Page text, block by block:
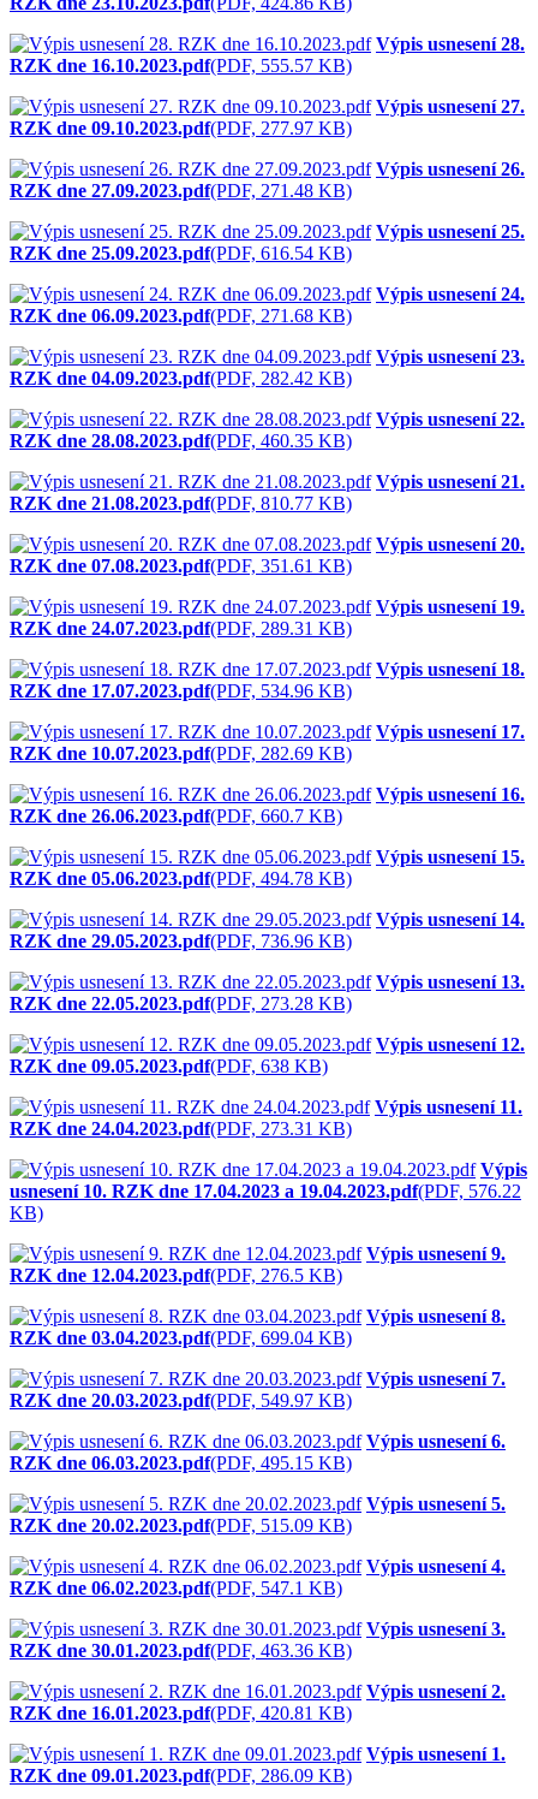
Výpis usnesení 28.
RZK dne 16.10.2023.pdf(PDF, 555.57 KB)
Výpis usnesení 27.
RZK dne 09.10.2023.pdf(PDF, 277.97 KB)
Výpis usnesení 26.
RZK dne 27.09.2023.pdf(PDF, 271.48 KB)
Výpis usnesení 25.
RZK dne 25.09.2023.pdf(PDF, 616.54 KB)
Výpis usnesení 24.
RZK dne 06.09.2023.pdf(PDF, 271.68 KB)
Výpis usnesení 23.
RZK dne 04.09.2023.pdf(PDF, 282.42 KB)
Výpis usnesení 22.
RZK dne 28.08.2023.pdf(PDF, 460.35 KB)
Výpis usnesení 21.
RZK dne 21.08.2023.pdf(PDF, 810.77 KB)
Výpis usnesení 20.
RZK dne 07.08.2023.pdf(PDF, 351.61 KB)
Výpis usnesení 19.
RZK dne 24.07.2023.pdf(PDF, 289.31 KB)
Výpis usnesení 18.
RZK dne 17.07.2023.pdf(PDF, 534.96 KB)
Výpis usnesení 17.
RZK dne 10.07.2023.pdf(PDF, 282.69 KB)
Výpis usnesení 16.
RZK dne 26.06.2023.pdf(PDF, 660.7 KB)
Výpis usnesení 15.
RZK dne 05.06.2023.pdf(PDF, 494.78 KB)
Výpis usnesení 14.
RZK dne 29.05.2023.pdf(PDF, 736.96 KB)
Výpis usnesení 13.
RZK dne 22.05.2023.pdf(PDF, 273.28 KB)
Výpis usnesení 12.
RZK dne 09.05.2023.pdf(PDF, 638 KB)
Výpis usnesení 11.
RZK dne 24.04.2023.pdf(PDF, 273.31 KB)
Výpis
usnesení 10. RZK dne 17.04.2023 a 19.04.2023.pdf(PDF, 576.22
KB)
Výpis usnesení 9.
RZK dne 12.04.2023.pdf(PDF, 276.5 KB)
Výpis usnesení 8.
RZK dne 03.04.2023.pdf(PDF, 699.04 KB)
Výpis usnesení 7.
RZK dne 20.03.2023.pdf(PDF, 549.97 KB)
Výpis usnesení 6.
RZK dne 06.03.2023.pdf(PDF, 495.15 KB)
Výpis usnesení 5.
RZK dne 20.02.2023.pdf(PDF, 515.09 KB)
Výpis usnesení 4.
RZK dne 06.02.2023.pdf(PDF, 547.1 KB)
Výpis usnesení 3.
RZK dne 30.01.2023.pdf(PDF, 463.36 KB)
Výpis usnesení 2.
RZK dne 16.01.2023.pdf(PDF, 420.81 KB)
Výpis usnesení 1.
RZK dne 09.01.2023.pdf(PDF, 286.09 KB)